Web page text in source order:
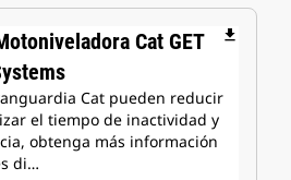
Cat GET
file_download
Cat pueden reducir
el tiempo de inactividad y
obtenga más información
di…